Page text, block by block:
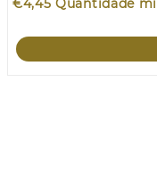
€4,45 Quantidade